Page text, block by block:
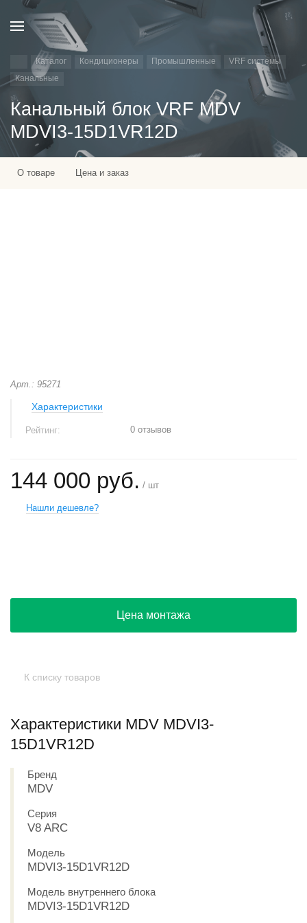
Каталог Кондиционеры Промышленные
VRF системы
Канальные
Канальный блок VRF MDV
MDVI3-15D1VR12D
О товаре Цена и заказ
Арт.: 95271
Характеристики
Рейтинг: 0 отзывов
144 000 руб. / шт
Нашли дешевле?
Цена монтажа
К списку товаров
Характеристики MDV MDVI3-
15D1VR12D
Бренд
MDV
Серия
V8 ARC
Модель
MDVI3-15D1VR12D
Модель внутреннего блока
MDVI3-15D1VR12D